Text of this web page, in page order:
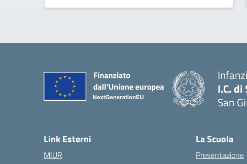
I.C.
San
Link Esterni
MIUR
La Scuola
Presentazione